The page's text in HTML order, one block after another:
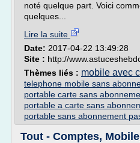
noté quelque part. Voici
quelques...
Lire la suite
Date: 2017-04-22 13:49:28
Site : http://
Thèmes liés : mobile avec
telephone mobile sans
portable carte sans
portable a carte sans
portable sans abonnement
Tout - Comptes,